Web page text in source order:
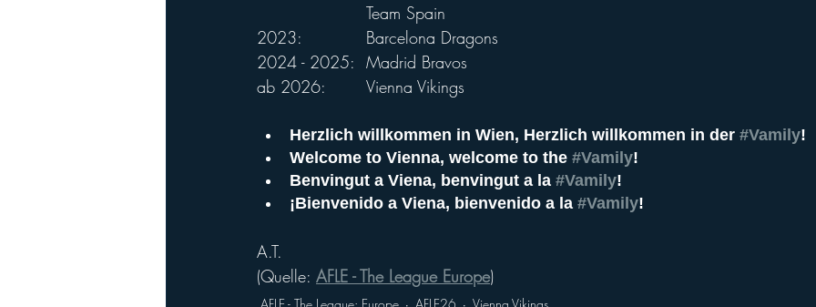
			Team Spain
2023: 		Barcelona Dragons
2024 - 2025:	Madrid Bravos
ab 2026:		Vienna Vikings
Herzlich willkommen in Wien, Herzlich willkommen in der #Vamily!
Welcome to Vienna, welcome to the #Vamily!
Benvingut a Viena, benvingut a la #Vamily!
¡Bienvenido a Viena, bienvenido a la #Vamily!
A.T.
(Quelle: AFLE - The League Europe)